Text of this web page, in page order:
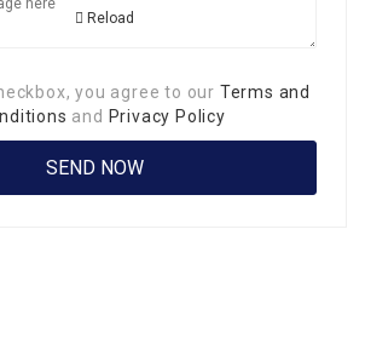
Reload
you agree to our Terms and
and Privacy Policy